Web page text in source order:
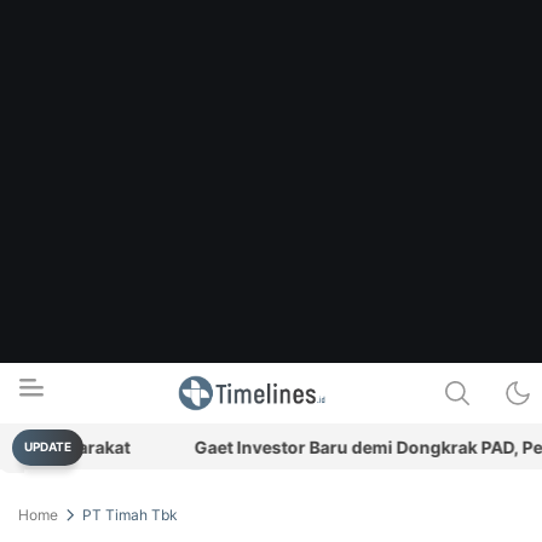
Timelines.id
Media Literasi, Sejarah & Budaya
UPDATE
Masyarakat Gaet Investor Baru demi Dongkrak PAD,
Home PT Timah Tbk